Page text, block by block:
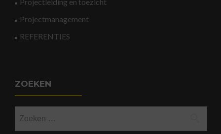
Projectmanagement
REFERENTIES
ZOEKEN
naar: